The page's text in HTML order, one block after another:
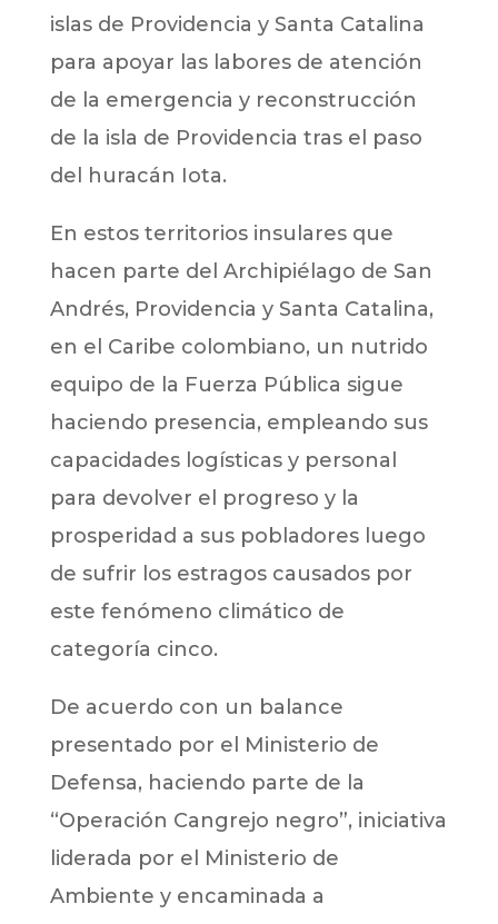
islas de Providencia y Santa Catalina
para apoyar las labores de atención
de la emergencia y reconstrucción
de la isla de Providencia tras el paso
del huracán Iota.
En estos territorios insulares que
hacen parte del Archipiélago de San
Andrés, Providencia y Santa Catalina,
en el Caribe colombiano, un nutrido
equipo de la Fuerza Pública sigue
haciendo presencia, empleando sus
capacidades logísticas y personal
para devolver el progreso y la
prosperidad a sus pobladores luego
de sufrir los estragos causados por
este fenómeno climático de
categoría cinco.
De acuerdo con un balance
presentado por el Ministerio de
Defensa, haciendo parte de la
“Operación Cangrejo negro”, iniciativa
liderada por el Ministerio de
Ambiente y encaminada a